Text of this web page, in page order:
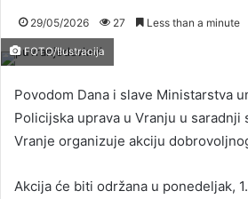
29/05/2026 27 Less than a minute
FOTO/Ilustracija
Povodom Dana i slave Ministarstva
Policijska uprava u Vranju u saradnji
Vranje organizuje akciju
Akcija će biti održana u ponedeljak,